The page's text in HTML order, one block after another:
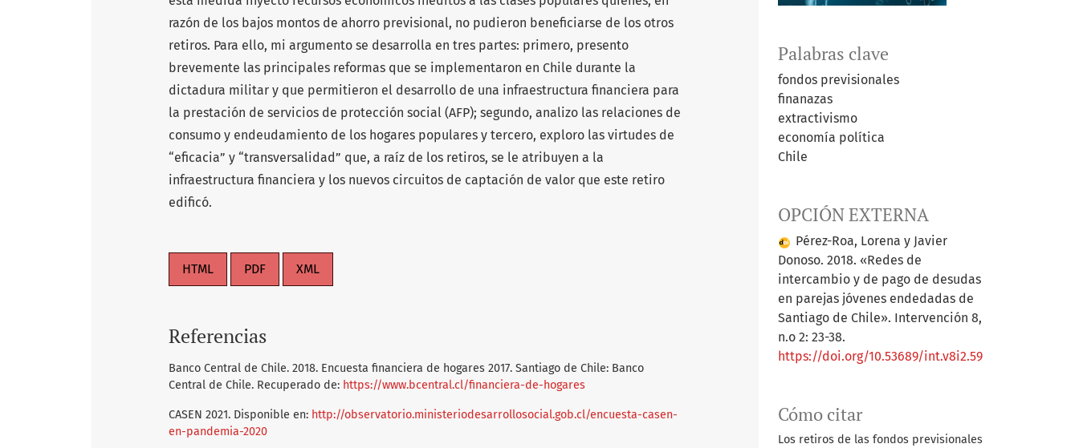
Palabras clave
fondos previsionales
finanazas
extractivismo
economía política
Chile
OPCIÓN EXTERNA
Pérez-Roa, Lorena y Javier
Donoso. 2018. «Redes de
intercambio y de pago de desudas
en parejas jóvenes endedadas de
Santiago de Chile». Intervención 8,
n.o 2: 23-38.
https://doi.org/10.53689/int.v8i2.59
Cómo citar
Los retiros de las fondos previsionales
razón de los bajos montos de ahorro previsional, no pudieron beneficiarse de los otros
retiros. Para ello, mi argumento se desarrolla en tres partes: primero, presento
brevemente las principales reformas que se implementaron en Chile durante la
dictadura militar y que permitieron el desarrollo de una infraestructura financiera para
la prestación de servicios de protección social (AFP); segundo, analizo las relaciones de
consumo y endeudamiento de los hogares populares y tercero, exploro las virtudes de
“eficacia” y “transversalidad” que, a raíz de los retiros, se le atribuyen a la
infraestructura financiera y los nuevos circuitos de captación de valor que este retiro
edificó.
HTML PDF XML
Referencias
Banco Central de Chile. 2018. Encuesta financiera de hogares 2017. Santiago de Chile: Banco
Central de Chile. Recuperado de: https://www.bcentral.cl/financiera-de-hogares
CASEN 2021. Disponible en: http://observatorio.ministeriodesarrollosocial.gob.cl/encuesta-casen-
en-pandemia-2020